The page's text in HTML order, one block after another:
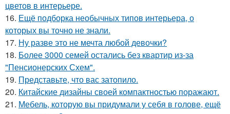
цветов в интерьере.
16. Ещё подборка необычных типов интерьера, о
которых вы точно не знали.
17. Ну разве это не мечта любой девочки?
18. Более 3000 семей остались без квартир из-за
"Пенсионерских Схем".
19. Представьте, что вас затопило.
20. Китайские дизайны своей компактностью поражают.
21. Мебель, которую вы придумали у себя в голове, ещё